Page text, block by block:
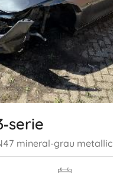
mineral-grau metallic